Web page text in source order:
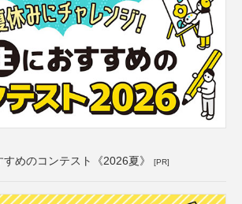
めのコンテスト《2026夏》 [PR]